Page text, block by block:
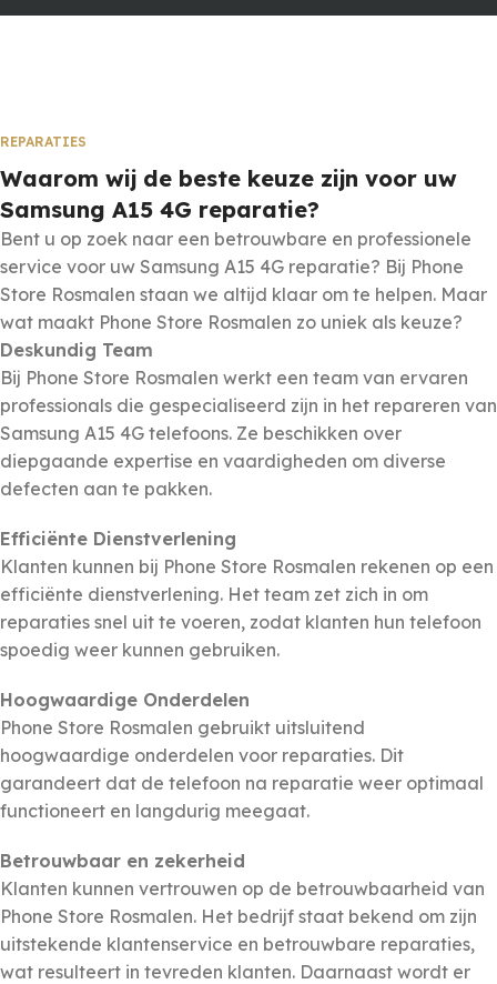
REPARATIES
Waarom wij de beste keuze zijn voor uw
Samsung A15 4G reparatie?
Bent u op zoek naar een betrouwbare en professionele
service voor uw Samsung A15 4G reparatie? Bij Phone
Store Rosmalen staan we altijd klaar om te helpen. Maar
wat maakt Phone Store Rosmalen zo uniek als keuze?
Deskundig Team
Bij Phone Store Rosmalen werkt een team van ervaren
professionals die gespecialiseerd zijn in het repareren van
Samsung A15 4G telefoons. Ze beschikken over
diepgaande expertise en vaardigheden om diverse
defecten aan te pakken.
Efficiënte Dienstverlening
Klanten kunnen bij Phone Store Rosmalen rekenen op een
efficiënte dienstverlening. Het team zet zich in om
reparaties snel uit te voeren, zodat klanten hun telefoon
spoedig weer kunnen gebruiken.
Hoogwaardige Onderdelen
Phone Store Rosmalen gebruikt uitsluitend
hoogwaardige onderdelen voor reparaties. Dit
garandeert dat de telefoon na reparatie weer optimaal
functioneert en langdurig meegaat.
Betrouwbaar en zekerheid
Klanten kunnen vertrouwen op de betrouwbaarheid van
Phone Store Rosmalen. Het bedrijf staat bekend om zijn
uitstekende klantenservice en betrouwbare reparaties,
wat resulteert in tevreden klanten. Daarnaast wordt er